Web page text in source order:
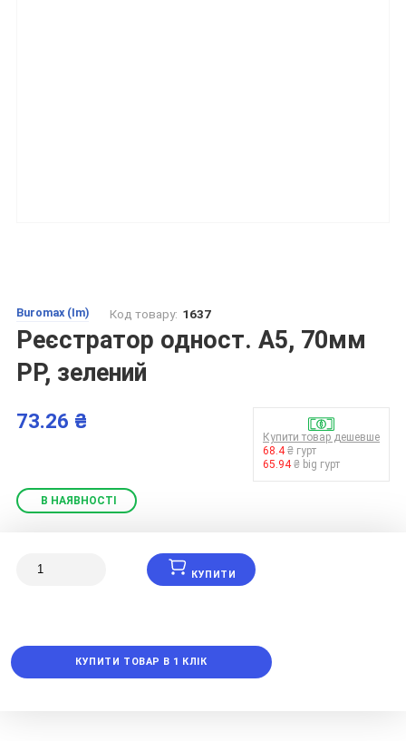
Buromax (Im) Код товару: 1637
Реєстратор одност. А5, 70мм
PP, зелений
73.26 ₴
Купити товар дешевше
68.4₴ гурт
65.94₴ big гурт
В НАЯВНОСТІ
КУПИТИ
КУПИТИ ТОВАР В 1 КЛІК